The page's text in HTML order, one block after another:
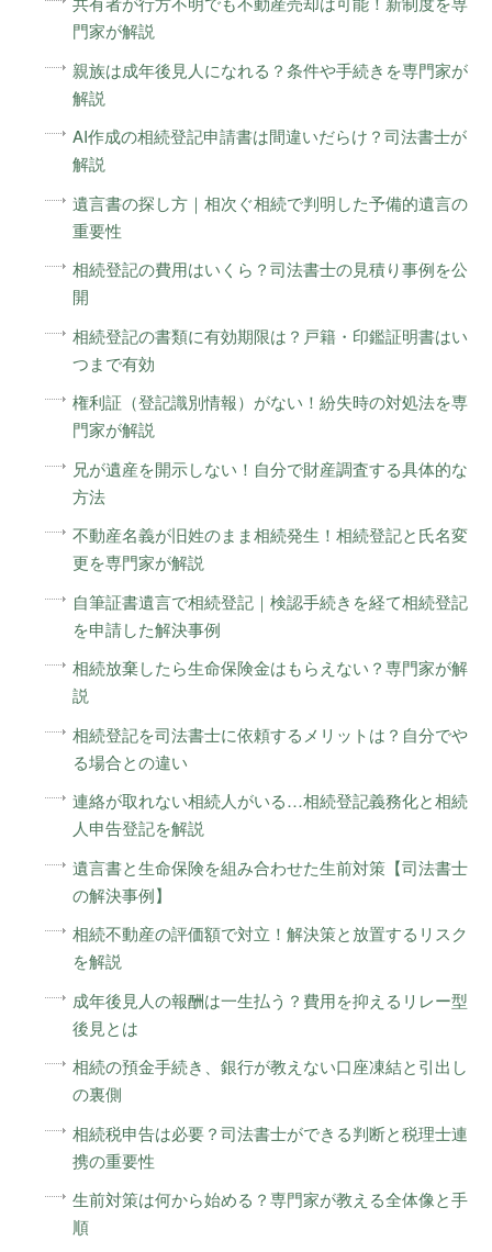
門家が解説
親族は成年後見人になれる？条件や手続きを専門家が
解説
AI作成の相続登記申請書は間違いだらけ？司法書士が
解説
遺言書の探し方｜相次ぐ相続で判明した予備的遺言の
重要性
相続登記の費用はいくら？司法書士の見積り事例を公
開
相続登記の書類に有効期限は？戸籍・印鑑証明書はい
つまで有効
権利証（登記識別情報）がない！紛失時の対処法を専
門家が解説
兄が遺産を開示しない！自分で財産調査する具体的な
方法
不動産名義が旧姓のまま相続発生！相続登記と氏名変
更を専門家が解説
自筆証書遺言で相続登記｜検認手続きを経て相続登記
を申請した解決事例
相続放棄したら生命保険金はもらえない？専門家が解
説
相続登記を司法書士に依頼するメリットは？自分でや
る場合との違い
連絡が取れない相続人がいる…相続登記義務化と相続
人申告登記を解説
遺言書と生命保険を組み合わせた生前対策【司法書士
の解決事例】
相続不動産の評価額で対立！解決策と放置するリスク
を解説
成年後見人の報酬は一生払う？費用を抑えるリレー型
後見とは
相続の預金手続き、銀行が教えない口座凍結と引出し
の裏側
相続税申告は必要？司法書士ができる判断と税理士連
携の重要性
生前対策は何から始める？専門家が教える全体像と手
順